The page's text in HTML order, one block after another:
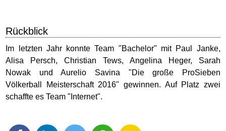
Rückblick
Im letzten Jahr konnte Team "Bachelor" mit Paul Janke,
Alisa Persch, Christian Tews, Angelina Heger, Sarah
Nowak und Aurelio Savina "Die große ProSieben
Völkerball Meisterschaft 2016" gewinnen. Auf Platz zwei
schaffte es Team "Internet".